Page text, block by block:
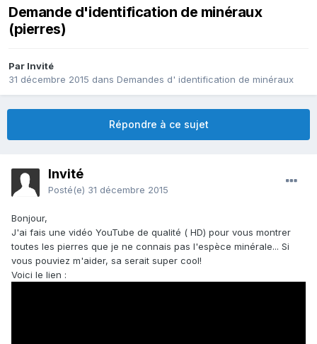
Demande d'identification de minéraux
(pierres)
Par Invité
31 décembre 2015 dans Demandes d' identification de minéraux
Répondre à ce sujet
Invité
Posté(e) 31 décembre 2015
Bonjour,
J'ai fais une vidéo YouTube de qualité ( HD) pour vous montrer
toutes les pierres que je ne connais pas l'espèce minérale... Si
vous pouviez m'aider, sa serait super cool!
Voici le lien :